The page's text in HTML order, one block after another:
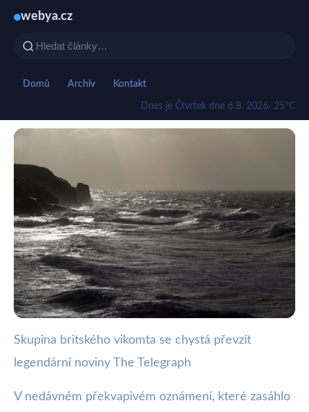
webya.cz
Domů Archiv Kontakt
Dnes je Čtvrtek dne 6 8. 2026· 25°C
webya.cz
Britský vikomt přebírá legendární
The Telegraph!
Skupina britského vikomta se chystá převzít
legendární noviny The Telegraph
V nedávném překvapivém oznámení, které zasáhlo